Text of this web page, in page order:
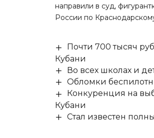
направили в суд,
России по
Почти 700 тысяч
Кубани
Во всех школах и
Обломки
Конкуренция на
Кубани
Стал известен